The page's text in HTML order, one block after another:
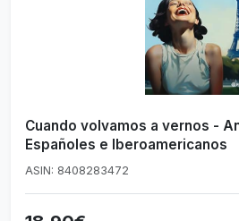
Cuando volvamos a vernos -
Españoles e Iberoamericanos
ASIN: 8408283472